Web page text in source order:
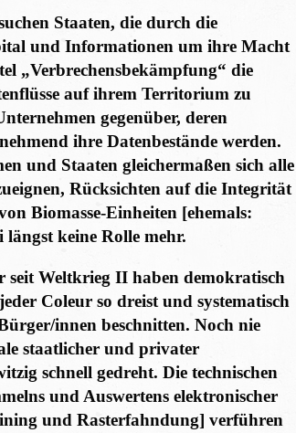
Staaten, die durch die
und Informationen um ihre Macht
„Verbrechensbekämpfung“ die
auf ihrem Territorium zu
gegenüber, deren
ihre Datenbestände werden.
und Staaten gleichermaßen sich alle
Rücksichten auf die Integrität
Biomasse-Einheiten [ehemals:
längst keine Rolle mehr.
seit Weltkrieg II haben demokratisch
Coleur so dreist und systematisch
innen beschnitten. Noch nie
staatlicher und privater
schnell gedreht. Die technischen
und Auswertens elektronischer
und Rasterfahndung] verführen